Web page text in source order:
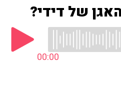
של דידי?
00:00